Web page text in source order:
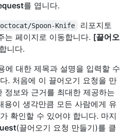
를 엽니다.
octocat/Spoon-Knife
리포지토
는 페이지로 이동합니다. [끌어오
니다.
에 대한 제목과 설명을 입력할 수
. 처음에 이 끌어오기 요청을 만
정보와 근거를 최대한 제공하는
용이 생각만큼 모든 사람에게 유
확인할 수 있어야 합니다. 마지
(끌어오기 요청 만들기)를 클